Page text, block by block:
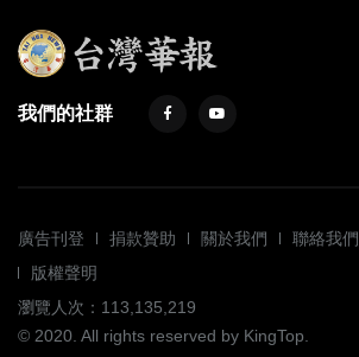
我們的社群
廣告刊登 捐款贊助 關於我們 聯絡我們
版權聲明
瀏覽人次：113,135,219
© 2020. All rights reserved by KingTop.